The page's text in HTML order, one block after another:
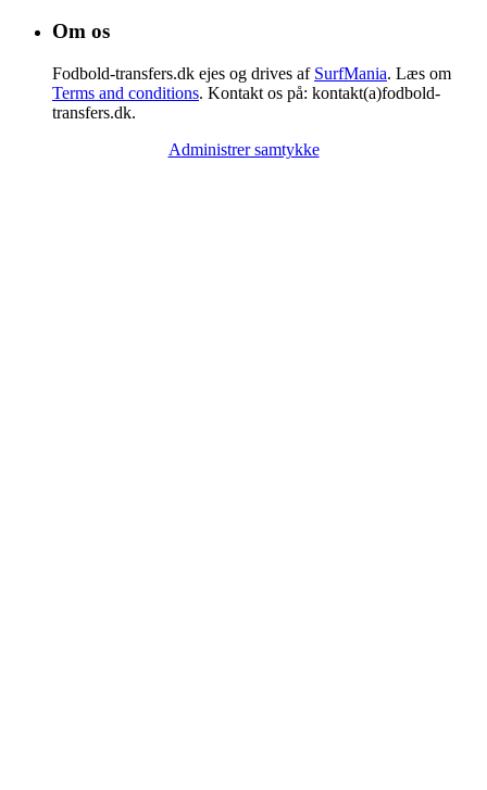
Om os
Fodbold-transfers.dk ejes og drives af SurfMania. Læs om
Terms and conditions. Kontakt os på: kontakt(a)fodbold-
transfers.dk.
Administrer samtykke